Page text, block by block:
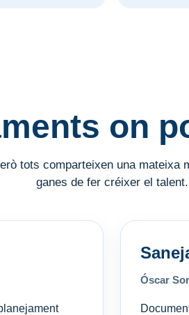
on
tots comparteixen una mateixa
ganes de fer créixer el talent.
Óscar